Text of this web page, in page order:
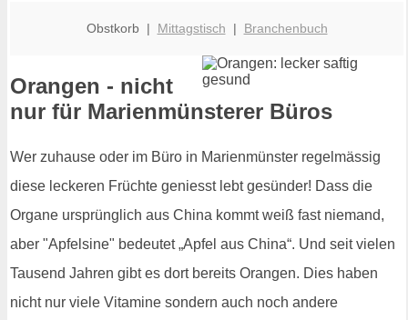
Obstkorb | Mittagstisch | Branchenbuch
Orangen - nicht
nur für Marienmünsterer Büros
Wer zuhause oder im Büro in Marienmünster regelmässig
diese leckeren Früchte geniesst lebt gesünder! Dass die
Organe ursprünglich aus China kommt weiß fast niemand,
aber "Apfelsine" bedeutet „Apfel aus China“. Und seit vielen
Tausend Jahren gibt es dort bereits Orangen. Dies haben
nicht nur viele Vitamine sondern auch noch andere